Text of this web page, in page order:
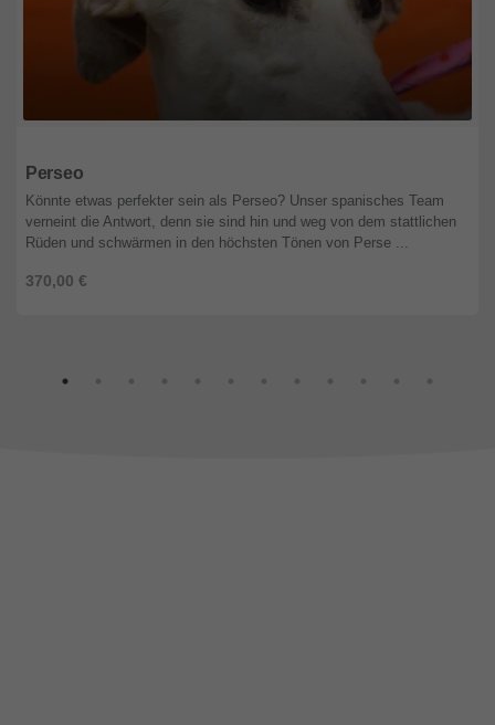
Perseo
370,00 €
Könnte etwas perfekter sein als Perseo? Unser spanisches Team
verneint die Antwort, denn sie sind hin und weg von dem stattlichen
Rüden und schwärmen in den höchsten Tönen von Perse ...